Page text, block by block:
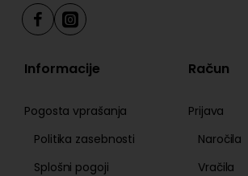
Informacije
Pogosta vprašanja
Politika zasebnosti
Splošni pogoji
Račun
Prijava
Naročila
Vračila